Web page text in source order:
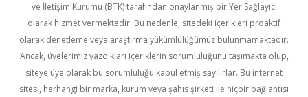
ve İletişim Kurumu (BTK) tarafından onaylanmış bir Yer Sağlayıcı
olarak hizmet vermektedir. Bu nedenle, sitedeki içerikleri proaktif
olarak denetleme veya araştırma yükümlülüğümüz bulunmamaktadır.
Ancak, üyelerimiz yazdıkları içeriklerin sorumluluğunu taşımakta olup,
siteye üye olarak bu sorumluluğu kabul etmiş sayılırlar. Bu internet
sitesi, herhangi bir marka, kurum veya şahıs şirketi ile hiçbir bağlantısı